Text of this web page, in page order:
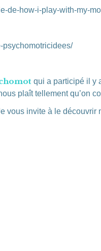
de-how-i-play-with-my-
psychomotricidees/
qui a participé il y
plaît tellement qu’on
vous invite à le